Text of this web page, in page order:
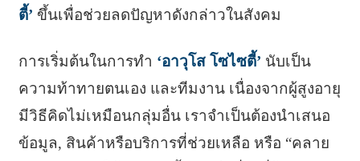
ตี้’ ขึ้นเพื่อช่วยลดปัญหาดังกล่าวในสังคม
การเริ่มต้นในการทำ ‘อาวุโส โซไซตี้’ นับเป็น
ความท้าทายตนเอง และทีมงาน เนื่องจากผู้สูงอายุ
มีวิธีคิดไม่เหมือนกลุ่มอื่น เราจำเป็นต้องนำเสนอ
ข้อมูล, สินค้าหรือบริการที่ช่วยเหลือ หรือ “คลาย